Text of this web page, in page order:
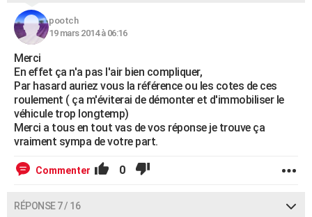
pootch
19 mars 2014 à 06:16
Merci
En effet ça n'a pas l'air bien compliquer,
Par hasard auriez vous la référence ou les cotes de ces
roulement ( ça m'éviterai de démonter et d'immobiliser le
véhicule trop longtemp)
Merci a tous en tout vas de vos réponse je trouve ça
vraiment sympa de votre part.
Commenter 0
RÉPONSE 7 / 16